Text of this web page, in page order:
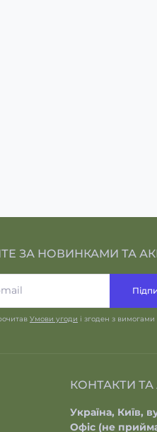
ЗА НОВИНКАМИ ТА
Умови угоди і згоден з вимогами
КОНТАКТИ
Україна, Київ,
Офіс (не